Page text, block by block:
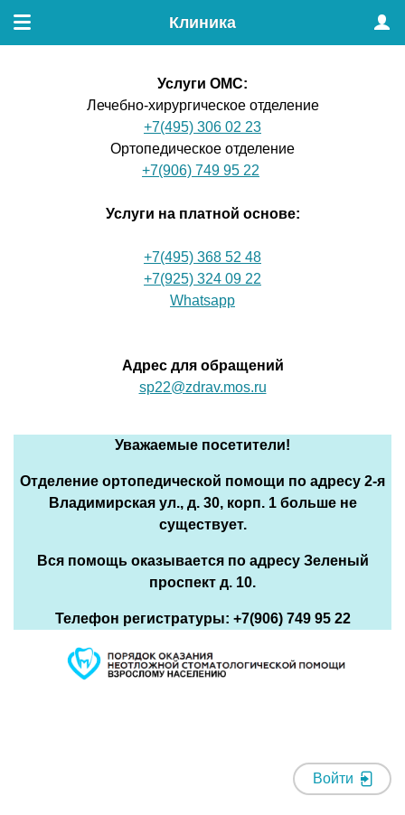
Меню
Клиника
Услуги ОМС:
Лечебно-хирургическое отделение
+7(495) 306 02 23
Ортопедическое отделение
+7(906) 749 95 22
Услуги на платной основе:
+7(495) 368 52 48
+7(925) 324 09 22
Whatsapp
Адрес для обращений
sp22@zdrav.mos.ru
Уважаемые посетители!
Отделение ортопедической помощи по адресу 2-я
Владимирская ул., д. 30, корп. 1 больше не
существует.
Вся помощь оказывается по адресу Зеленый
проспект д. 10.
Телефон регистратуры: +7(906) 749 95 22
Войти